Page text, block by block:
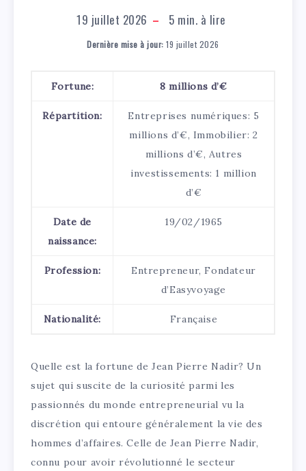
19 juillet 2026 5 min. à lire
Dernière mise à jour: 19 juillet 2026
Fortune: 8 millions d’€
Répartition:
Entreprises numériques: 5
millions d’€, Immobilier: 2
millions d’€, Autres
investissements: 1 million
d’€
Date de
naissance:
19/02/1965
Profession:
Entrepreneur, Fondateur
d’Easyvoyage
Nationalité: Française
Quelle est la fortune de Jean Pierre Nadir? Un
sujet qui suscite de la curiosité parmi les
passionnés du monde entrepreneurial vu la
discrétion qui entoure généralement la vie des
hommes d’affaires. Celle de Jean Pierre Nadir,
connu pour avoir révolutionné le secteur